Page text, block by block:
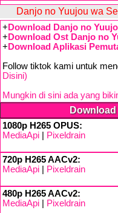
Danjo no Yuujou wa
+ Download Danjo no
+ Download Ost Danjo no
+ Download Aplikasi
Follow tiktok kami untuk
Disini)
Mungkin di sini ada yang
1080p H265 OPUS:
MediaApi
Pixeldrain
720p H265 AACv2:
MediaApi
Pixeldrain
480p H265 AACv2:
MediaApi
Pixeldrain